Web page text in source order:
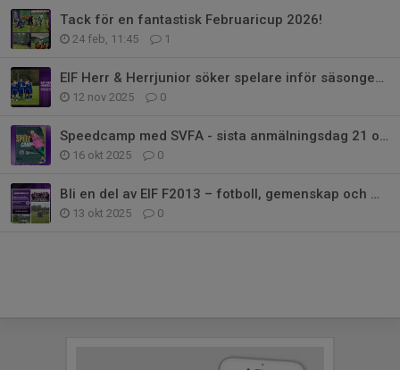
Tack för en fantastisk Februaricup 2026!
24 feb, 11:45 1
EIF Herr & Herrjunior söker spelare inför säsongen 2026!
12 nov 2025 0
Speedcamp med SVFA - sista anmälningsdag 21 oktober
16 okt 2025 0
Bli en del av EIF F2013 – fotboll, gemenskap och massor av glädje!
13 okt 2025 0